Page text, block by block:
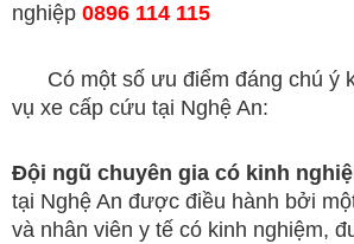
nghiệp 0896 114 115
Có một số ưu điểm đáng chú ý
vụ xe cấp cứu tại Nghệ An:
Đội ngũ chuyên gia có kinh
tại Nghệ An được điều hành bởi
và nhân viên y tế có kinh nghiệm,